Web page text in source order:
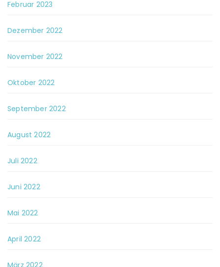
Februar 2023
Dezember 2022
November 2022
Oktober 2022
September 2022
August 2022
Juli 2022
Juni 2022
Mai 2022
April 2022